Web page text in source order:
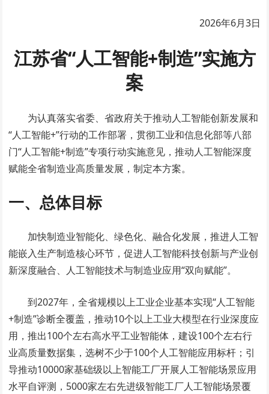
2026年6月3日
江苏省“人工智能+制造”实施方
案
为认真落实省委、省政府关于推动人工智能创新发展和
“人工智能+”行动的工作部署，贯彻工业和信息化部等八部
门“人工智能+制造”专项行动实施意见，推动人工智能深度
赋能全省制造业高质量发展，制定本方案。
一、总体目标
加快制造业智能化、绿色化、融合化发展，推进人工智
能嵌入生产制造核心环节，促进人工智能科技创新与产业创
新深度融合、人工智能技术与制造业应用“双向赋能”。
到2027年，全省规模以上工业企业基本实现“人工智能
+制造”诊断全覆盖，推动10个以上工业大模型在行业深度应
用，推出100个左右高水平工业智能体，建设100个左右行
业高质量数据集，选树不少于100个人工智能应用标杆；引
导推动10000家基础级以上智能工厂开展人工智能场景应用
水平自评测，5000家左右先进级智能工厂人工智能场景覆